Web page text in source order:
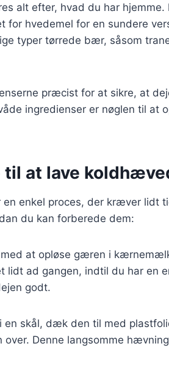
alt efter, hvad du har hjemme.
for hvedemel for en sundere
typer tørrede bær, såsom
præcist for at sikre, at
ingredienser er nøglen til at
til at lave
enkel proces, der kræver lidt
du kan forberede dem:
at opløse gæren i
lidt ad gangen, indtil du har en
godt.
skål, dæk den til med
over. Denne langsomme